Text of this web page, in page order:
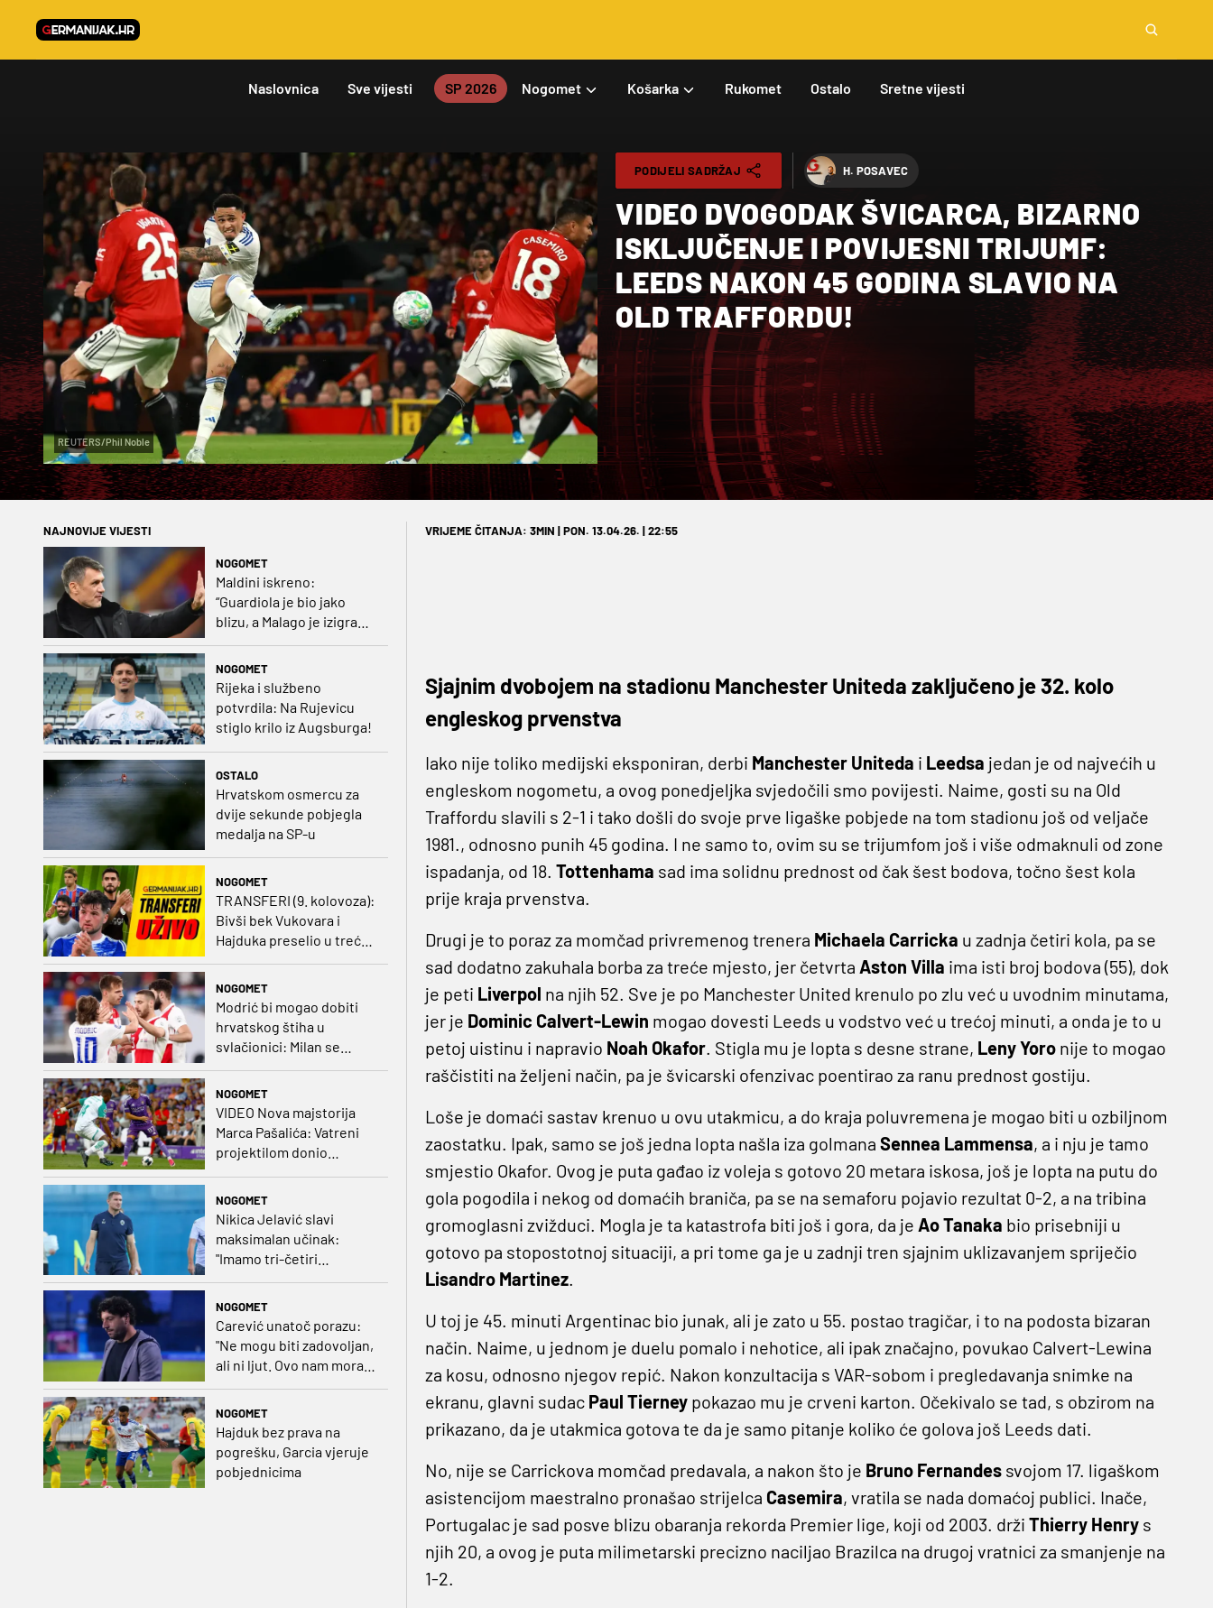
Naslovnica Sve vijesti SP 2026 Nogomet Košarka Rukomet Ostalo Sretne vijesti
REUTERS/Phil Noble
PODIJELI SADRŽAJ H. POSAVEC
VIDEO DVOGODAK ŠVICARCA, BIZARNO
ISKLJUČENJE I POVIJESNI TRIJUMF:
LEEDS NAKON 45 GODINA SLAVIO NA
OLD TRAFFORDU!
NAJNOVIJE VIJESTI
NOGOMET
Maldini iskreno:
“Guardiola je bio jako
blizu, a Malago je izigrao
NOGOMET
Rijeka i službeno
potvrdila: Na Rujevicu
stiglo krilo iz Augsburga!
OSTALO
Hrvatskom osmercu za
dvije sekunde pobjegla
medalja na SP-u
NOGOMET
TRANSFERI (9. kolovoza):
Bivši bek Vukovara i
Hajduka preselio u treću
ligu, đakovački 'sin vjetra'
NOGOMET
Modrić bi mogao dobiti
hrvatskog štiha u
svlačionici: Milan se
NOGOMET
VIDEO Nova majstorija
Marca Pašalića: Vatreni
projektilom donio
NOGOMET
Nikica Jelavić slavi
maksimalan učinak:
"Imamo tri-četiri
senatora koji vode naš
NOGOMET
Carević unatoč porazu:
"Ne mogu biti zadovoljan,
ali ni ljut. Ovo nam mora
NOGOMET
Hajduk bez prava na
pogrešku, Garcia vjeruje
pobjednicima
VRIJEME ČITANJA: 3MIN | PON. 13.04.26. | 22:55
Sjajnim dvobojem na stadionu Manchester Uniteda zaključeno je 32. kolo
engleskog prvenstva
Iako nije toliko medijski eksponiran, derbi Manchester Uniteda i Leedsa jedan je od najvećih u
engleskom nogometu, a ovog ponedjeljka svjedočili smo povijesti. Naime, gosti su na Old
Traffordu slavili s 2-1 i tako došli do svoje prve ligaške pobjede na tom stadionu još od veljače
1981., odnosno punih 45 godina. I ne samo to, ovim su se trijumfom još i više odmaknuli od zone
ispadanja, od 18. Tottenhama sad ima solidnu prednost od čak šest bodova, točno šest kola
prije kraja prvenstva.
Drugi je to poraz za momčad privremenog trenera Michaela Carricka u zadnja četiri kola, pa se
sad dodatno zakuhala borba za treće mjesto, jer četvrta Aston Villa ima isti broj bodova (55), dok
je peti Liverpol na njih 52. Sve je po Manchester United krenulo po zlu već u uvodnim minutama,
jer je Dominic Calvert-Lewin mogao dovesti Leeds u vodstvo već u trećoj minuti, a onda je to u
petoj uistinu i napravio Noah Okafor. Stigla mu je lopta s desne strane, Leny Yoro nije to mogao
raščistiti na željeni način, pa je švicarski ofenzivac poentirao za ranu prednost gostiju.
Loše je domaći sastav krenuo u ovu utakmicu, a do kraja poluvremena je mogao biti u ozbiljnom
zaostatku. Ipak, samo se još jedna lopta našla iza golmana Sennea Lammensa, a i nju je tamo
smjestio Okafor. Ovog je puta gađao iz voleja s gotovo 20 metara iskosa, još je lopta na putu do
gola pogodila i nekog od domaćih braniča, pa se na semaforu pojavio rezultat 0-2, a na tribina
gromoglasni zvižduci. Mogla je ta katastrofa biti još i gora, da je Ao Tanaka bio prisebniji u
gotovo pa stopostotnoj situaciji, a pri tome ga je u zadnji tren sjajnim uklizavanjem spriječio
Lisandro Martinez.
U toj je 45. minuti Argentinac bio junak, ali je zato u 55. postao tragičar, i to na podosta bizaran
način. Naime, u jednom je duelu pomalo i nehotice, ali ipak značajno, povukao Calvert-Lewina
za kosu, odnosno njegov repić. Nakon konzultacija s VAR-sobom i pregledavanja snimke na
ekranu, glavni sudac Paul Tierneypokazao mu je crveni karton. Očekivalo se tad, s obzirom na
prikazano, da je utakmica gotova te da je samo pitanje koliko će golova još Leeds dati.
No, nije se Carrickova momčad predavala, a nakon što je Bruno Fernandes svojom 17. ligaškom
asistencijom maestralno pronašao strijelca Casemira, vratila se nada domaćoj publici. Inače,
Portugalac je sad posve blizu obaranja rekorda Premier lige, koji od 2003. drži Thierry Henrys
njih 20, a ovog je puta milimetarski precizno naciljao Brazilca na drugoj vratnici za smanjenje na
1-2.